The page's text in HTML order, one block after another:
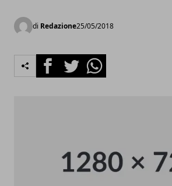
di Redazione25/05/2018
FacebookTwitterWhatsapp